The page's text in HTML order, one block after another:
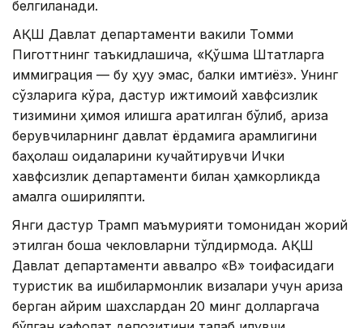
белгиланади.
АҚШ Давлат департаменти вакили Томми
Пиготтнинг таъкидлашича, «Қўшма Штатларга
иммиграция — бу ҳуқуқ эмас, балки имтиёз». Унинг
сўзларига кўра, дастур ижтимоий хавфсизлик
тизимини ҳимоя қилишга қаратилган бўлиб, ариза
берувчиларнинг давлат ёрдамига қарамлигини
баҳолаш қоидаларини кучайтирувчи Ички
хавфсизлик департаменти билан ҳамкорликда
амалга ошириляпти.
Янги дастур Трамп маъмурияти томонидан жорий
этилган бошқа чекловларни тўлдирмоқда. АҚШ
Давлат департаменти аввалроқ «B» тоифасидаги
туристик ва ишбилармонлик визалари учун ариза
берган айрим шахслардан 20 минг долларгача